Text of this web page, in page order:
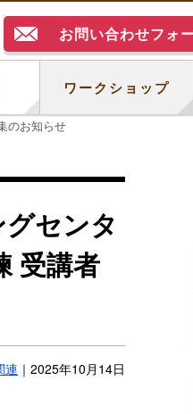
ワークショップ
お問い合わせフォ
のお知らせ
センタ
受講者
連 ｜ 2025年10月14日